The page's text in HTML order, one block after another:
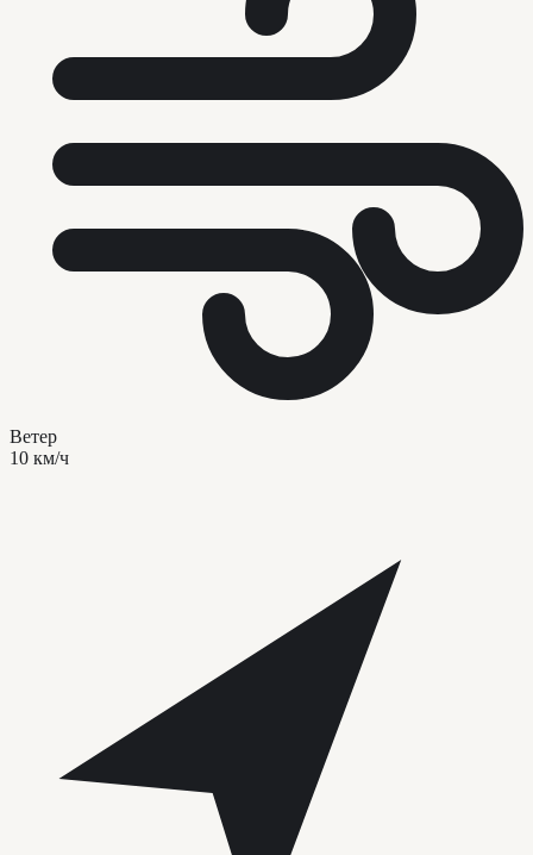
Ветер
10 км/ч